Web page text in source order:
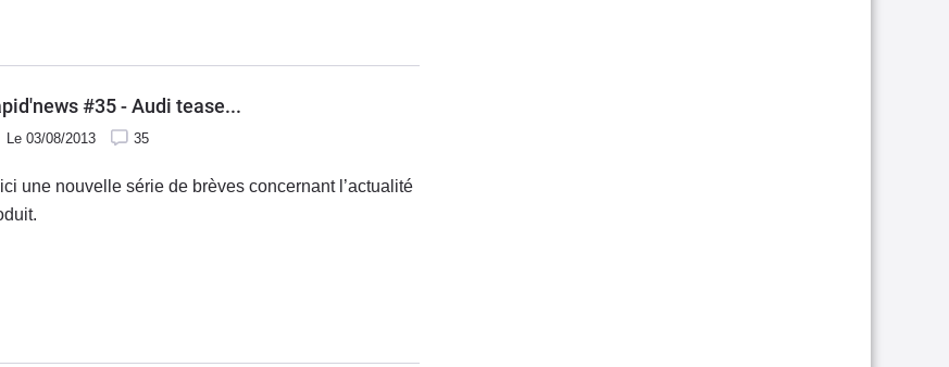
#35 - Audi tease...
Le 03/08/2013 35
une nouvelle série de brèves concernant l’actualité